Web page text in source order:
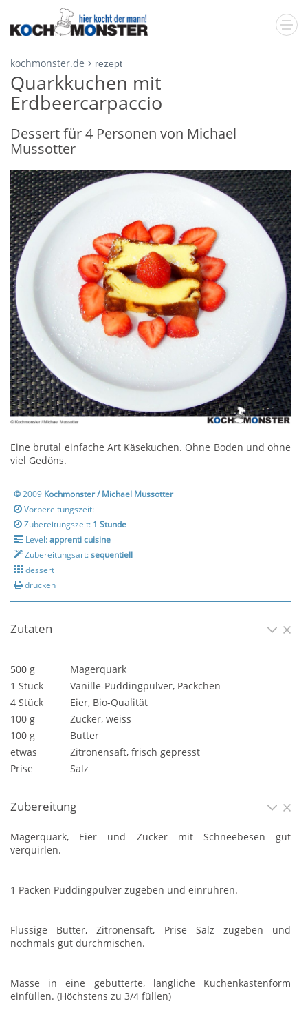
kochmonster.de rezept
Quarkkuchen mit
Erdbeercarpaccio
Dessert für 4 Personen von Michael
Mussotter
Eine brutal einfache Art Käsekuchen. Ohne Boden und ohne
viel Gedöns.
©2009 Kochmonster / Michael Mussotter
Vorbereitungszeit:
Zubereitungszeit: 1 Stunde
Level:apprenti cuisine
Zubereitungsart:sequentiell
dessert
drucken
Zutaten
500 g
Magerquark
1 Stück
Vanille-Puddingpulver, Päckchen
4 Stück
Eier, Bio-Qualität
100 g
Zucker, weiss
100 g
Butter
etwas
Zitronensaft, frisch gepresst
Prise
Salz
Zubereitung
Magerquark, Eier und Zucker mit Schneebesen gut
verquirlen.
1 Päcken Puddingpulver zugeben und einrühren.
Flüssige Butter, Zitronensaft, Prise Salz zugeben und
nochmals gut durchmischen.
Masse in eine gebutterte, längliche Kuchenkastenform
einfüllen. (Höchstens zu 3/4 füllen)